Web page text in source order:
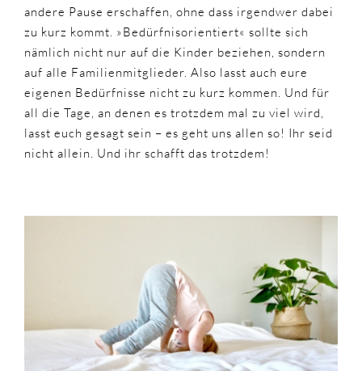
andere Pause erschaffen, ohne dass irgendwer dabei
zu kurz kommt. »Bedürfnisorientiert« sollte sich
nämlich nicht nur auf die Kinder beziehen, sondern
auf alle Familienmitglieder. Also lasst auch eure
eigenen Bedürfnisse nicht zu kurz kommen. Und für
all die Tage, an denen es trotzdem mal zu viel wird,
lasst euch gesagt sein – es geht uns allen so! Ihr seid
nicht allein. Und ihr schafft das trotzdem!